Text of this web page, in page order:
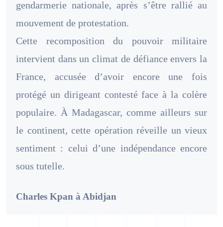
gendarmerie nationale, après s’être rallié au
mouvement de protestation.
Cette recomposition du pouvoir militaire
intervient dans un climat de défiance envers la
France, accusée d’avoir encore une fois
protégé un dirigeant contesté face à la colère
populaire. À Madagascar, comme ailleurs sur
le continent, cette opération réveille un vieux
sentiment : celui d’une indépendance encore
sous tutelle.
Charles Kpan à Abidjan